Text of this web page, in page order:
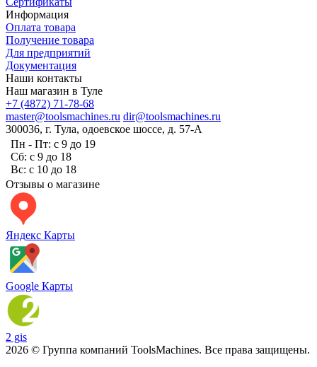
Информация
Оплата товара
Получение товара
Для предприятий
Документация
Наши контакты
Наш магазин в Туле
+7 (4872) 71-78-68
master@toolsmachines.ru dir@toolsmachines.ru
300036, г. Тула, одоевское шоссе, д. 57-А
Пн - Пт: с 9 до 19
Сб: с 9 до 18
Вс: с 10 до 18
Отзывы о магазине
Яндекс Карты
Google Карты
2 gis
2026 © Группа компаний ToolsMachines. Все права защищены.